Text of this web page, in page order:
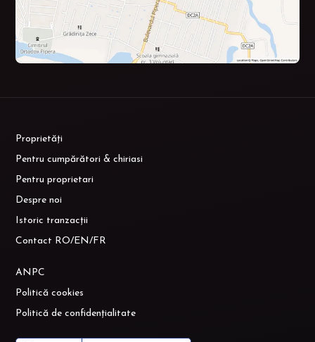
Proprietăți
Pentru cumpărători & chiriasi
Pentru proprietari
Despre noi
Istoric tranzacții
Contact RO/EN/FR
ANPC
Politică cookies
Politică de confidențialitate